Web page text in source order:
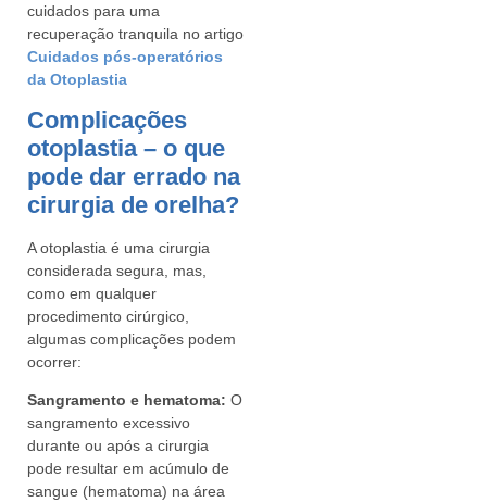
cuidados para uma
recuperação tranquila no artigo
Cuidados pós-operatórios
da Otoplastia
Complicações
otoplastia – o que
pode dar errado na
cirurgia de orelha?
A otoplastia é uma cirurgia
considerada segura, mas,
como em qualquer
procedimento cirúrgico,
algumas complicações podem
ocorrer:
Sangramento e hematoma: O
sangramento excessivo
durante ou após a cirurgia
pode resultar em acúmulo de
sangue (hematoma) na área